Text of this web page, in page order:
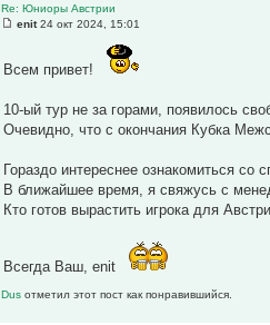
Re: Юниоры Австрии
enit24 окт 2024, 15:01
Всем привет!
10-ый тур не за горами, появилось
Очевидно, что с окончания Кубка
Гораздо интереснее ознакомиться со
В ближайшее время, я свяжусь с
Кто готов вырастить игрока для
Всегда Ваш, enit
Dusотметил этот пост как понравившийся.